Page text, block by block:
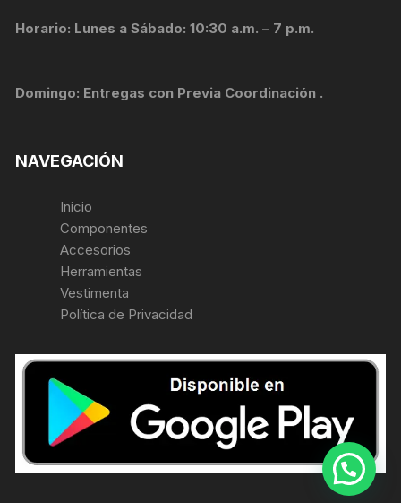
Horario: Lunes a Sábado: 10:30 a.m. – 7 p.m.
Domingo: Entregas con Previa Coordinación .
NAVEGACIÓN
Inicio
Componentes
Accesorios
Herramientas
Vestimenta
Política de Privacidad